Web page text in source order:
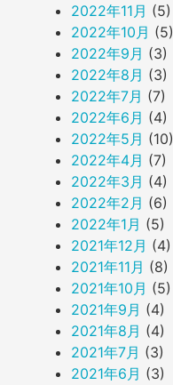
2022年11月 (5)
2022年10月 (5)
2022年9月 (3)
2022年8月 (3)
2022年7月 (7)
2022年6月 (4)
2022年5月 (10)
2022年4月 (7)
2022年3月 (4)
2022年2月 (6)
2022年1月 (5)
2021年12月 (4)
2021年11月 (8)
2021年10月 (5)
2021年9月 (4)
2021年8月 (4)
2021年7月 (3)
2021年6月 (3)